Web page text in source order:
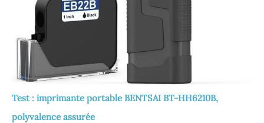
Test : imprimante portable BENTSAI BT-HH6210B,
polyvalence assurée